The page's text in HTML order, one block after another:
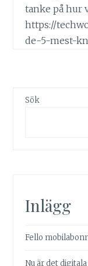
tanke på hur
https://
de-5-mest-
Sök
Inlägg
Fello
Nu är det